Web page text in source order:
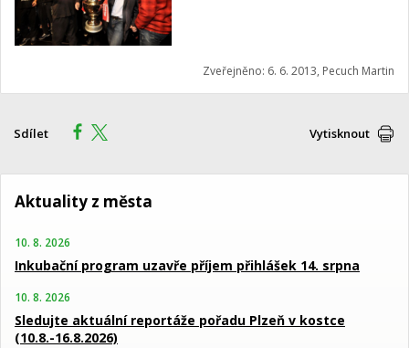
Zveřejněno: 6. 6. 2013, Pecuch Martin
Sdílet Vytisknout
Aktuality z města
10. 8. 2026
Inkubační program uzavře příjem přihlášek 14. srpna
10. 8. 2026
Sledujte aktuální reportáže pořadu Plzeň v kostce
(10.8.-16.8.2026)